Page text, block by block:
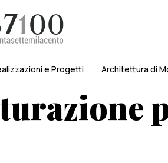
e Progetti Architettura di